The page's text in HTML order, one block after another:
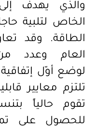
والذي يهدف
الخاص لتلبية
الطاقة. وقد
العام وعدد
لوضع أوّل
تلتزم معايير
تقوم حالياً
للحصول على